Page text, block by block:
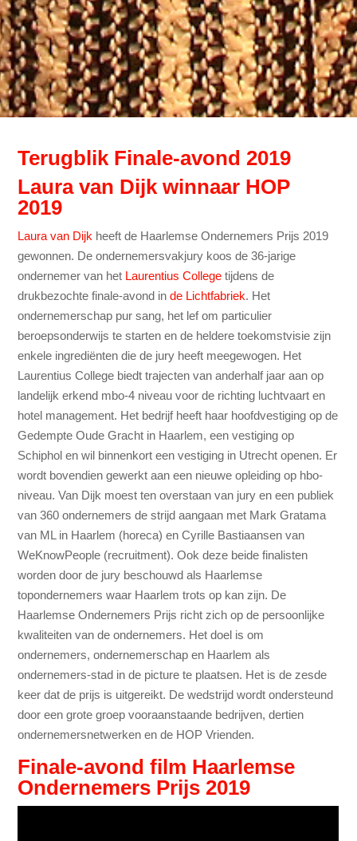
Terugblik Finale-avond 2019
Laura van Dijk winnaar HOP
2019
Laura van Dijk heeft de Haarlemse Ondernemers Prijs 2019
gewonnen. De ondernemersvakjury koos de 36-jarige
ondernemer van het Laurentius College tijdens de
drukbezochte finale-avond inde Lichtfabriek. Het
ondernemerschap pur sang, het lef om particulier
beroepsonderwijs te starten en de heldere toekomstvisie zijn
enkele ingrediënten die de jury heeft meegewogen. Het
Laurentius College biedt trajecten van anderhalf jaar aan op
landelijk erkend mbo-4 niveau voor de richting luchtvaart en
hotel management. Het bedrijf heeft haar hoofdvestiging op de
Gedempte Oude Gracht in Haarlem, een vestiging op
Schiphol en wil binnenkort een vestiging in Utrecht openen. Er
wordt bovendien gewerkt aan een nieuwe opleiding op hbo-
niveau. Van Dijk moest ten overstaan van jury en een publiek
van 360 ondernemers de strijd aangaan met Mark Gratama
van ML in Haarlem (horeca) en Cyrille Bastiaansen van
WeKnowPeople (recruitment). Ook deze beide finalisten
worden door de jury beschouwd als Haarlemse
topondernemers waar Haarlem trots op kan zijn. De
Haarlemse Ondernemers Prijs richt zich op de persoonlijke
kwaliteiten van de ondernemers. Het doel is om
ondernemers, ondernemerschap en Haarlem als
ondernemers-stad in de picture te plaatsen. Het is de zesde
keer dat de prijs is uitgereikt. De wedstrijd wordt ondersteund
door een grote groep vooraanstaande bedrijven, dertien
ondernemersnetwerken en de HOP Vrienden.
Finale-avond film Haarlemse
Ondernemers Prijs 2019